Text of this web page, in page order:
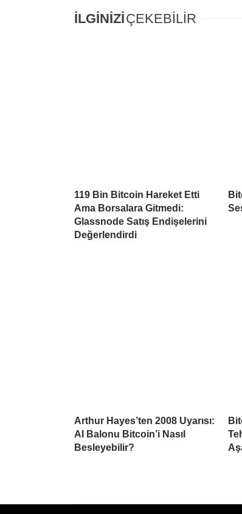
İLGİNİZİÇEKEBİLİR
119 Bin Bitcoin Hareket Etti
Ama Borsalara Gitmedi:
Glassnode Satış Endişelerini
Değerlendirdi
Arthur Hayes’ten 2008 Uyarısı:
AI Balonu Bitcoin’i Nasıl
Besleyebilir?